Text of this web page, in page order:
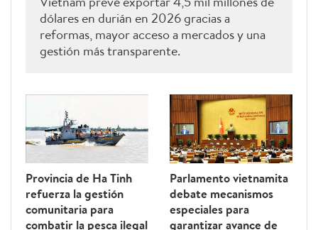
dólares en durián en 2026 gracias a
reformas, mayor acceso a mercados y una
gestión más transparente.
Provincia de Ha Tinh
refuerza la gestión
comunitaria para
combatir la pesca ilegal
Parlamento vietnamita
debate mecanismos
especiales para
garantizar avance de